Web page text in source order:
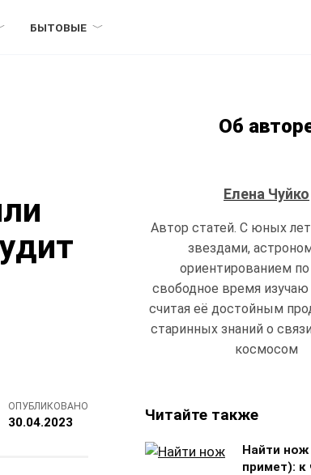
БЫТОВЫЕ
ОПУБЛИКОВАНО
30.04.2023
Об
Елена Чуйко
Автор статей. С юных
звездами,
ориентированием по
свободное время
считая её достойным
старинных знаний о
космосом
Читайте также
Найти нож
примет): к